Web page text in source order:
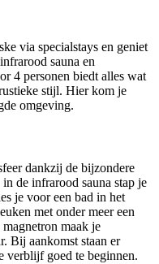
via specialstays en geniet
sauna en
4 personen biedt alles wat
stijl. Hier kom je
omgeving.
dankzij de bijzondere
de infrarood sauna stap je
je voor een bad in het
met onder meer een
maak je
Bij aankomst staan er
verblijf goed te beginnen.